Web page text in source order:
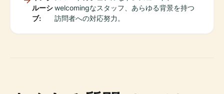
ルーシ
ブ:
welcomingなスタッフ、あらゆる背景を持つ
訪問者への対応努力。